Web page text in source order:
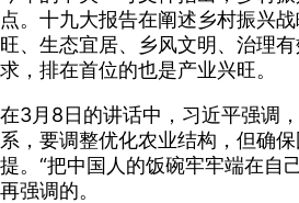
点。十九大报告在阐述乡村振兴
旺、生态宜居、乡风文明、治理
求，排在首位的也是产业兴旺。
在3月8日的讲话中，习近平强调
系，要调整优化农业结构，但确
提。“把中国人的饭碗牢牢端在自
再强调的。